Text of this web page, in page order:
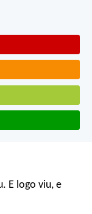
E logo viu, e